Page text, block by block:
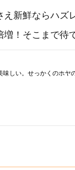
新鮮ならハズ
！そこまで待